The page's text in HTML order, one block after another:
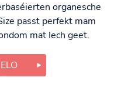
organesche
passt perfekt mam
mat Iech geet.